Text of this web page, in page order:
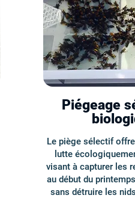
Piégeage
Le piège sélectif
lutte
visant à capturer les
au début du
sans détruire les